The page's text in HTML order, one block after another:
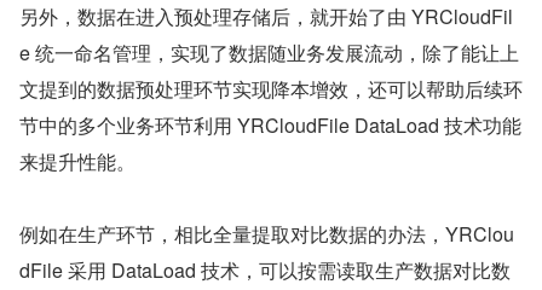
另外，数据在进入预处理存储后，就开始了由 YRCloudFil
e 统一命名管理，实现了数据随业务发展流动，除了能让上
文提到的数据预处理环节实现降本增效，还可以帮助后续环
节中的多个业务环节利用 YRCloudFile DataLoad 技术功能
来提升性能。
例如在生产环节，相比全量提取对比数据的办法，YRClou
dFile 采用 DataLoad 技术，可以按需读取生产数据对比数